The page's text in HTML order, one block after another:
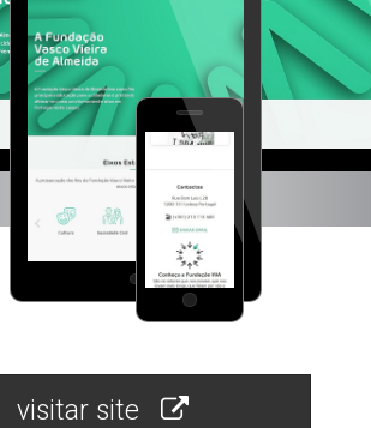
visitar site